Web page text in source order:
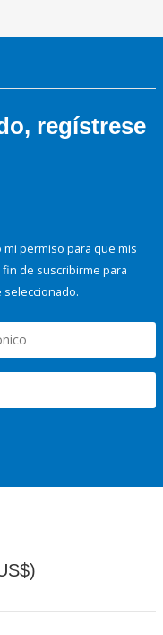
regístrese
mi permiso para que mis
de suscribirme para